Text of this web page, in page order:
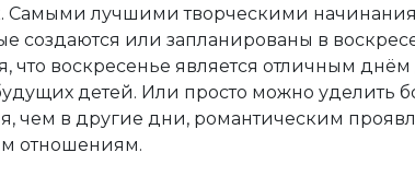
Самыми лучшими творческими
создаются или запланированы в
что воскресенье является отличным днём
детей. Или просто можно уделить
чем в другие дни, романтическим
отношениям.